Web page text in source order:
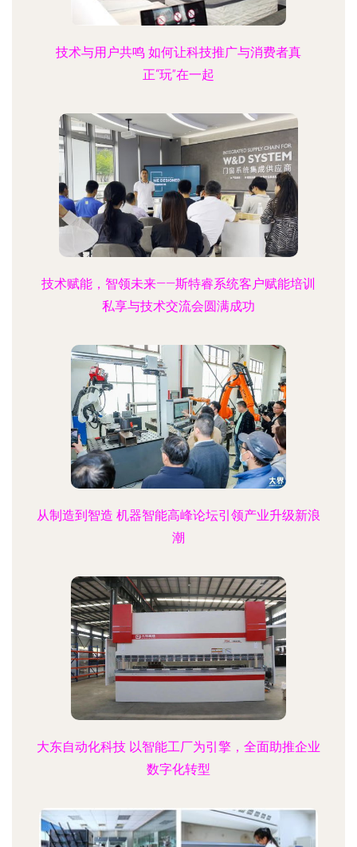
技术与用户共鸣 如何让科技推广与消费者真
正“玩”在一起
技术赋能，智领未来——斯特睿系统客户赋能培训
私享与技术交流会圆满成功
从制造到智造 机器智能高峰论坛引领产业升级新浪
潮
大东自动化科技 以智能工厂为引擎，全面助推企业
数字化转型